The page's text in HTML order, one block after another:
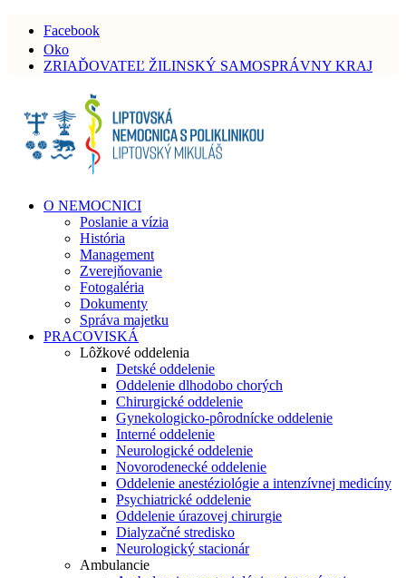
Facebook
Oko
ZRIAĎOVATEĽ ŽILINSKÝ SAMOSPRÁVNY KRAJ
O NEMOCNICI
Poslanie a vízia
História
Management
Zverejňovanie
Fotogaléria
Dokumenty
Správa majetku
PRACOVISKÁ
Lôžkové oddelenia
Detské oddelenie
Oddelenie dlhodobo chorých
Chirurgické oddelenie
Gynekologicko-pôrodnícke oddelenie
Interné oddelenie
Neurologické oddelenie
Novorodenecké oddelenie
Oddelenie anestéziológie a intenzívnej medicíny
Psychiatrické oddelenie
Oddelenie úrazovej chirurgie
Dialyzačné stredisko
Neurologický stacionár
Ambulancie